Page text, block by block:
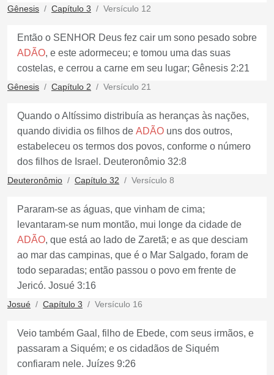
Gênesis Capítulo 3 Versículo 12
Então o SENHOR Deus fez cair um sono pesado sobre
ADÃO, e este adormeceu; e tomou uma das suas
costelas, e cerrou a carne em seu lugar; Gênesis 2:21
Gênesis Capítulo 2 Versículo 21
Quando o Altíssimo distribuía as heranças às nações,
quando dividia os filhos de ADÃO uns dos outros,
estabeleceu os termos dos povos, conforme o número
dos filhos de Israel. Deuteronômio 32:8
Deuteronômio Capítulo 32 Versículo 8
Pararam-se as águas, que vinham de cima;
levantaram-se num montão, mui longe da cidade de
ADÃO, que está ao lado de Zaretã; e as que desciam
ao mar das campinas, que é o Mar Salgado, foram de
todo separadas; então passou o povo em frente de
Jericó. Josué 3:16
Josué Capítulo 3 Versículo 16
Veio também Gaal, filho de Ebede, com seus irmãos, e
passaram a Siquém; e os cidadãos de Siquém
confiaram nele. Juízes 9:26